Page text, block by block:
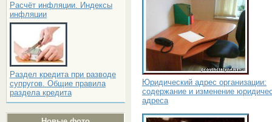
Расчёт инфляции. Индексы
инфляции
Раздел кредита при разводе
супругов. Общие правила
раздела кредита
Юридический адрес организации:
содержание и изменение
адреса